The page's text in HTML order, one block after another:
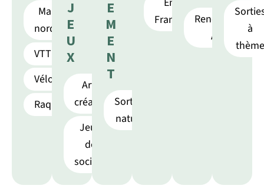
Marche
nordique
VTT
Vélo
Raquettes
J
E
U
X
Arts
créatifs
Jeux
de
société
E
M
E
N
T
Sorties
nature
France
Rencontres
ANF
à
thème